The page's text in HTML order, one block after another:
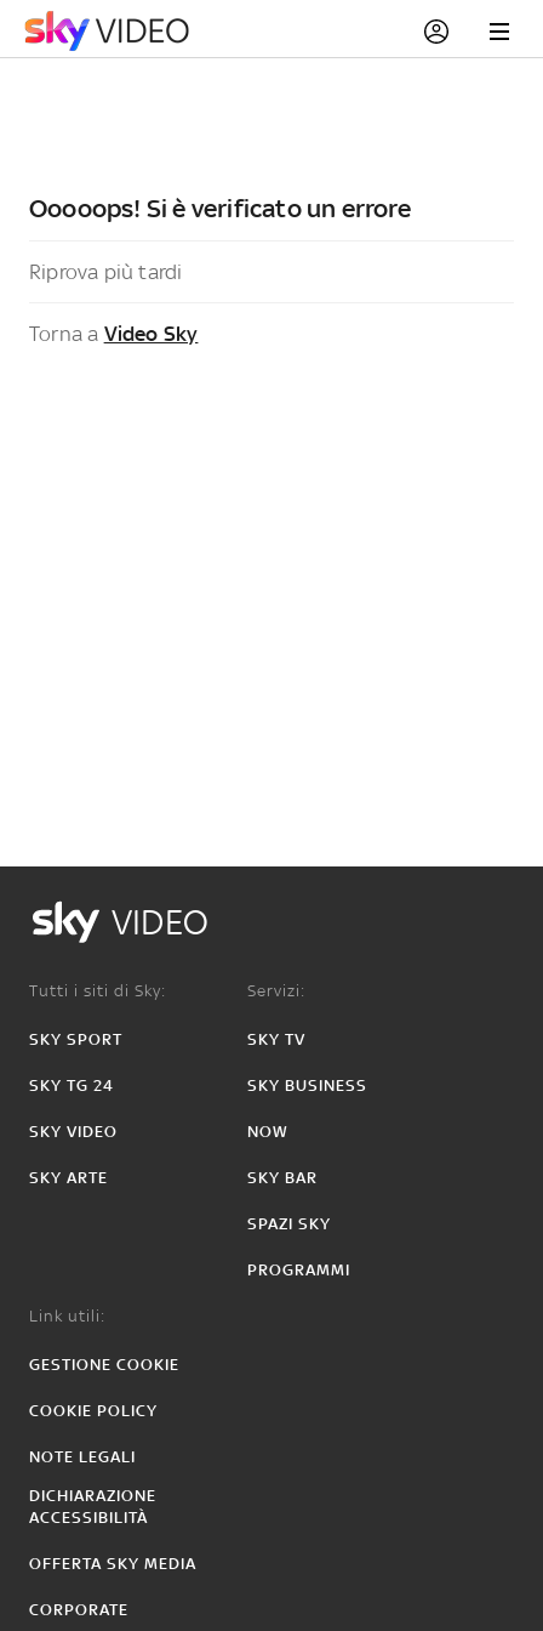
Ooooops! Si è verificato un errore
Riprova più tardi
Torna a Video Sky
VIDEO
Tutti i siti di Sky:
SKY SPORT
SKY TG 24
SKY VIDEO
SKY ARTE
Servizi:
SKY TV
SKY BUSINESS
NOW
SKY BAR
SPAZI SKY
PROGRAMMI
Link utili:
GESTIONE COOKIE
COOKIE POLICY
NOTE LEGALI
DICHIARAZIONE
ACCESSIBILITÀ
OFFERTA SKY MEDIA
CORPORATE